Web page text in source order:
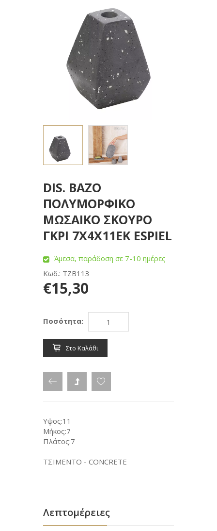
DIS. ΒΑΖΟ
ΠΟΛΥΜΟΡΦΙΚΟ
ΜΩΣΑΙΚΟ ΣΚΟΥΡΟ
ΓΚΡΙ 7Χ4Χ11ΕΚ ESPIEL
Άμεσα, παράδοση σε 7-10 ημέρες
Κωδ.: TZB113
€15,30
Ποσότητα:
Στο Καλάθι
Υψος:11
Μήκος:7
Πλάτος:7
ΤΣΙΜΕΝΤΟ - CONCRETE
Λεπτομέρειες